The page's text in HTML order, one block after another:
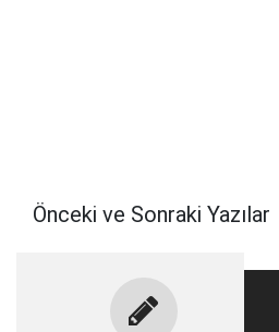
Önceki ve Sonraki Yazılar